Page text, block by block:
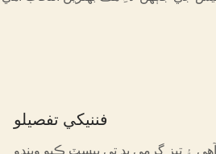
فننيکي تفصيلو
آهي ۽ تيز گرمي پد تي پيسٽ ڪيو ويندو